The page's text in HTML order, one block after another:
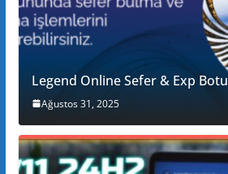
Legend Online Sefer & Exp Botu
Ağustos 31, 2025